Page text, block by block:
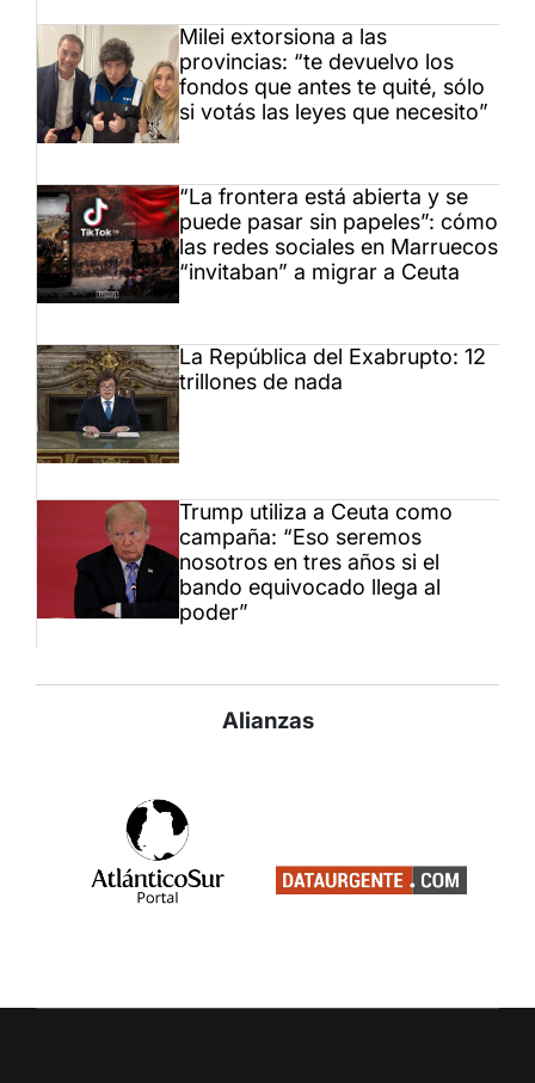
Milei extorsiona a las
provincias: “te devuelvo los
fondos que antes te quité, sólo
si votás las leyes que necesito”
“La frontera está abierta y se
puede pasar sin papeles”: cómo
las redes sociales en Marruecos
“invitaban” a migrar a Ceuta
La República del Exabrupto: 12
trillones de nada
Trump utiliza a Ceuta como
campaña: “Eso seremos
nosotros en tres años si el
bando equivocado llega al
poder”
Alianzas